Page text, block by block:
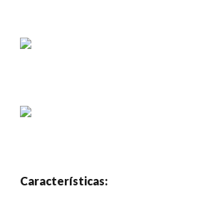
Características: